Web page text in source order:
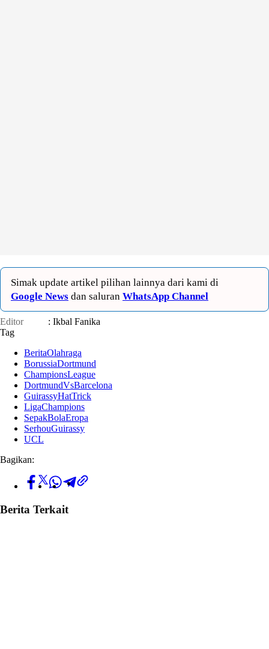
Simak update artikel pilihan lainnya dari kami di
Google News dan saluran WhatsApp Channel
Editor
: Ikbal Fanika
Tag
BeritaOlahraga
BorussiaDortmund
ChampionsLeague
DortmundVsBarcelona
GuirassyHatTrick
LigaChampions
SepakBolaEropa
SerhouGuirassy
UCL
Bagikan:
Berita Terkait